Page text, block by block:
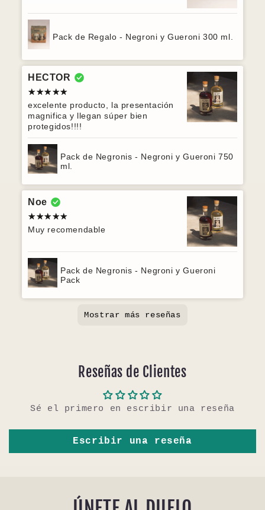
Pack de Regalo - Negroni y Gueroni 300 ml.
HECTOR
excelente producto, la presentación
magnifica y llegan súper bien
protegidos!!!!
Pack de Negronis - Negroni y Gueroni 750
ml.
Noe
Muy recomendable
Pack de Negronis - Negroni y Gueroni
Pack
Mostrar más reseñas
Reseñas de Clientes
Sé el primero en escribir una reseña
Escribir una reseña